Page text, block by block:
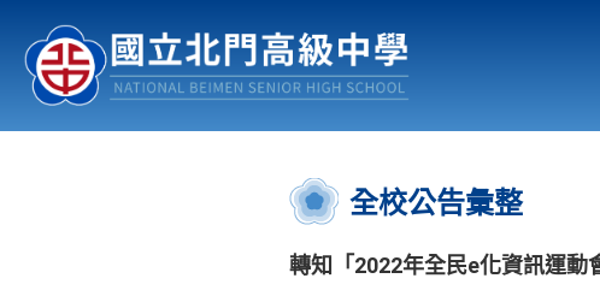
認識北中 行事曆
:::
全校公告彙整
轉知「2022年全民e化資訊運動